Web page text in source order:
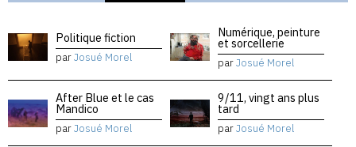
Politique fiction
parJosué Morel
Numérique, peinture
et sorcellerie
parJosué Morel
After Blue et le cas
Mandico
parJosué Morel
9/11, vingt ans plus
tard
parJosué Morel